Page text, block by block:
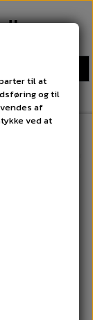
300 kr
til at
og til
af
ved at